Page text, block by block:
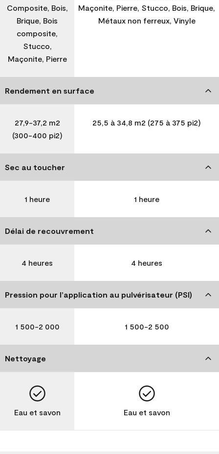
Composite, Bois,
Brique, Bois
composite,
Stucco,
Maçonite, Pierre
Maçonite, Pierre, Stucco, Bois, Brique,
Métaux non ferreux, Vinyle
Rendement en surface
27,9-37,2 m2
(300-400 pi2)
25,5 à 34,8 m2 (275 à 375 pi2)
Sec au toucher
1 heure 1 heure
Délai de recouvrement
4 heures 4 heures
Pression pour l’application au pulvérisateur (PSI)
1 500-2 000 1 500-2 500
Nettoyage
Eau et savon Eau et savon